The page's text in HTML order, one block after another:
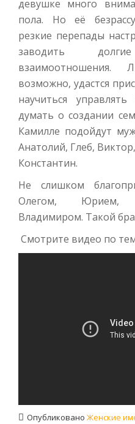
девушке много
пола. Но её
резкие перепады
заводить
возможно, удастся
научиться
думать о создании
Камилле подойдут
Анатолий, Глеб,
Константин.
Не слишком
Олегом, Юрием,
Владимиром. Такой
Смотрите видео по
Опубликовано Женские